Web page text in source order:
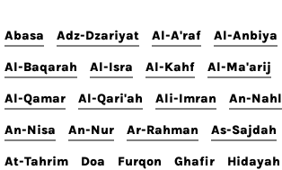
Abasa Adz-Dzariyat Al-A'raf Al-Anbiya
Al-Baqarah Al-Isra Al-Kahf Al-Ma'arij
Al-Qamar Al-Qari'ah Ali-Imran An-Nahl
An-Nisa An-Nur Ar-Rahman As-Sajdah
At-Tahrim Doa Furqon Ghafir Hidayah